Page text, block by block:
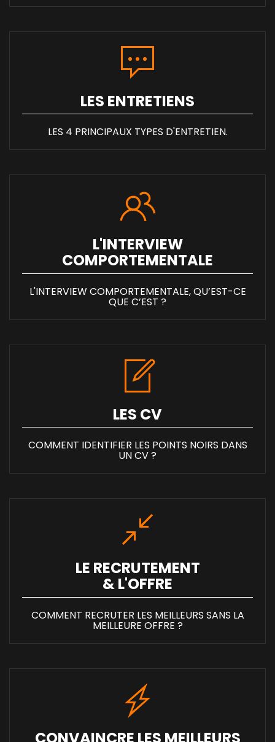
LES ENTRETIENS
LES 4 PRINCIPAUX TYPES D'ENTRETIEN.
L'INTERVIEW
COMPORTEMENTALE
L'INTERVIEW COMPORTEMENTALE, QU’EST-CE
QUE C’EST ?
LES CV
COMMENT IDENTIFIER LES POINTS NOIRS DANS
UN CV ?
LE RECRUTEMENT
& L'OFFRE
COMMENT RECRUTER LES MEILLEURS SANS LA
MEILLEURE OFFRE ?